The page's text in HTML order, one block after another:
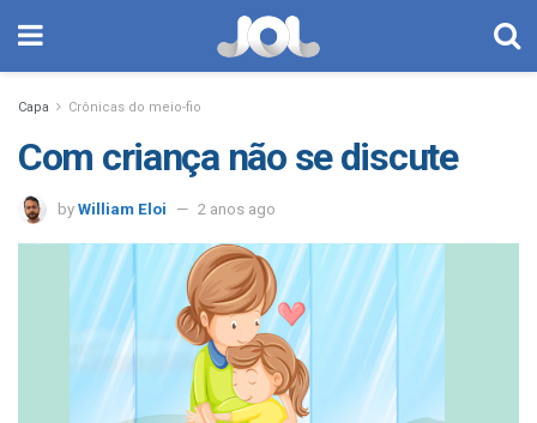
Capa Crônicas do meio-fio
Com criança não se discute
by William Eloi 2 anos ago